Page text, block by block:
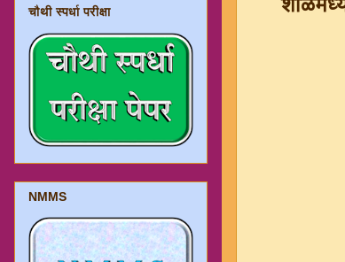
चौथी स्पर्धा परीक्षा
NMMS